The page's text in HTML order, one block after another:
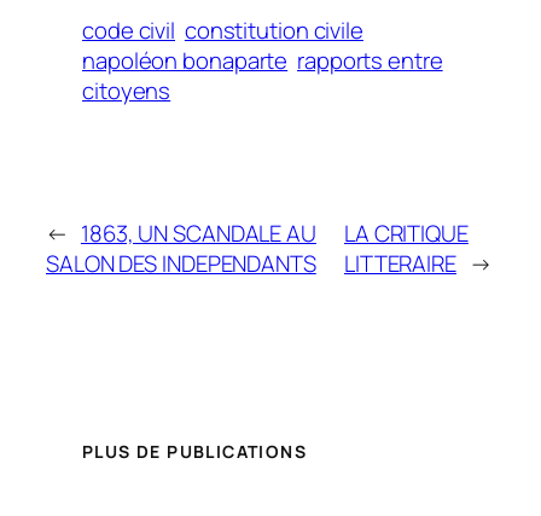
code civil constitution civile
napoléon bonaparte rapports entre
citoyens
← 1863, UN SCANDALE AU
SALON DES INDEPENDANTS
LA CRITIQUE
LITTERAIRE →
PLUS DE PUBLICATIONS